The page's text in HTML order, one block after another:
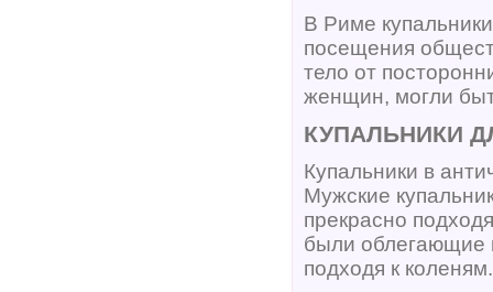
В Риме
посещения
тело от
женщин, могли
КУПАЛЬНИКИ
Купальники в
Мужские
прекрасно
были облегающие
подходя к коленям.